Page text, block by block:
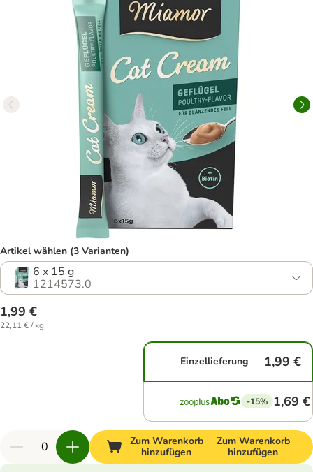
Artikel wählen (3 Varianten)
6 x 15 g
1214573.0
1,99 €
22,11 € / kg
Einzellieferung 1,99 €
-15% 1,69 €
Zum Warenkorb
hinzufügen
Zum Warenkorb
hinzufügen